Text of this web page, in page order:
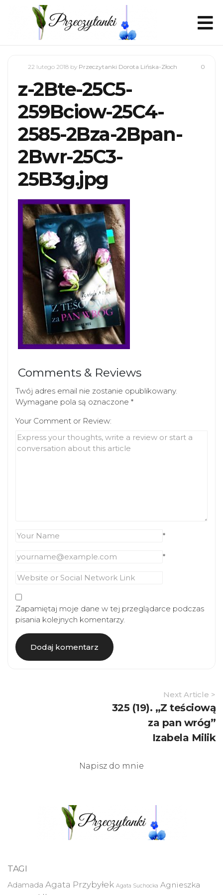
0
22 lutego 2018 by Przeczytanki Dorota Lińska-Złoch
z-2Bte-25C5-
259Bciow-25C4-
2585-2Bza-2Bpan-
2Bwr-25C3-
25B3g.jpg
Comments & Reviews
Twój adres email nie zostanie opublikowany.
Wymagane pola są oznaczone *
Your Comment or Review:
*
*
Zapamiętaj moje dane w tej przeglądarce podczas
pisania kolejnych komentarzy.
Next Article >
325 (19). „Z teściową
za pan wróg”
Izabela Milik
Napisz do mnie
TAGI
Adamada Agata Przybyłek Agata Suchocka Agnieszka